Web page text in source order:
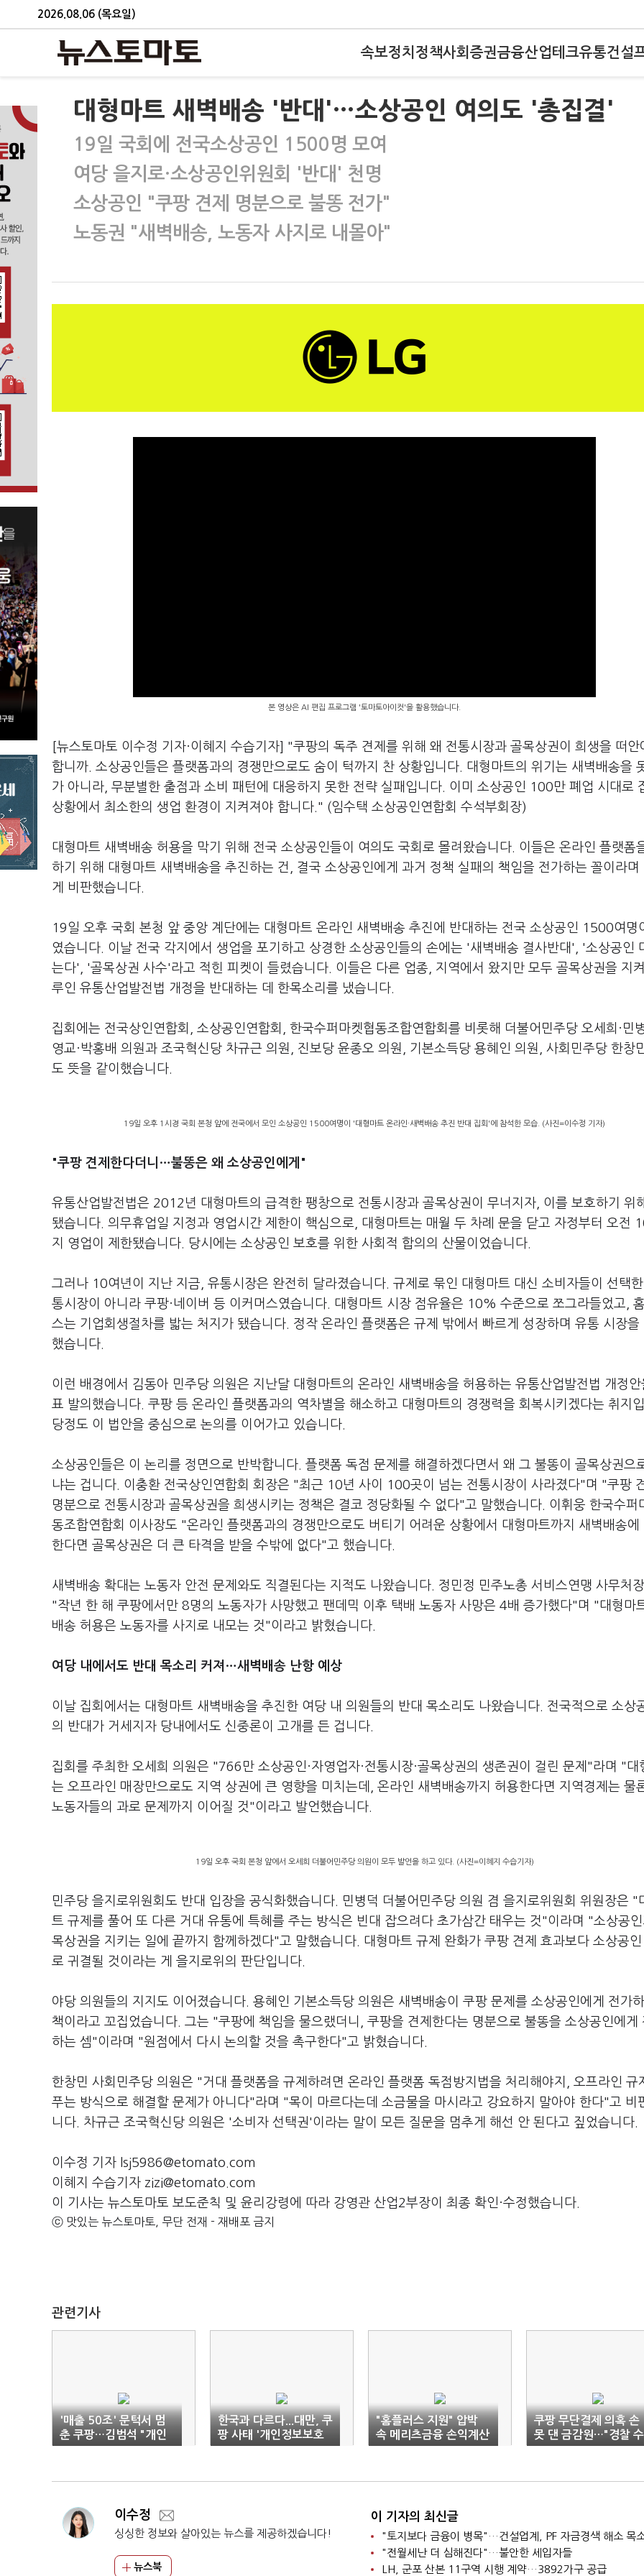
2026.08.06 (목요일)
속보정치 정책사회 증권금융산업테크유통건설
대형마트 새벽배송 '반대'…소상공인 여의도 '총집결'
19일 국회에 전국소상공인 1500명 모여
여당 을지로·소상공인위원회 '반대' 천명
소상공인 "쿠팡 견제 명분으로 불똥 전가"
노동권 "새벽배송, 노동자 사지로 내몰아"
본 영상은 AI 편집 프로그램 '토마토아이컷'을 활용했습니다.
[뉴스토마토 이수정 기자·이혜지 수습기자] "쿠팡의 독주 견제를 위해 왜 전통시장과 골목상권이 희생을 떠안
합니까. 소상공인들은 플랫폼과의 경쟁만으로도 숨이 턱까지 찬 상황입니다. 대형마트의 위기는 새벽배송을
가 아니라, 무분별한 출점과 소비 패턴에 대응하지 못한 전략 실패입니다. 이미 소상공인 100만 폐업 시대로
상황에서 최소한의 생업 환경이 지켜져야 합니다." (임수택 소상공인연합회 수석부회장)
대형마트 새벽배송 허용을 막기 위해 전국 소상공인들이 여의도 국회로 몰려왔습니다. 이들은 온라인 플랫폼
하기 위해 대형마트 새벽배송을 추진하는 건, 결국 소상공인에게 과거 정책 실패의 책임을 전가하는 꼴이라며
게 비판했습니다.
19일 오후 국회 본청 앞 중앙 계단에는 대형마트 온라인 새벽배송 추진에 반대하는 전국 소상공인 1500여명
였습니다. 이날 전국 각지에서 생업을 포기하고 상경한 소상공인들의 손에는 '새벽배송 결사반대', '소상공인
는다', '골목상권 사수'라고 적힌 피켓이 들렸습니다. 이들은 다른 업종, 지역에서 왔지만 모두 골목상권을 지
루인 유통산업발전법 개정을 반대하는 데 한목소리를 냈습니다.
집회에는 전국상인연합회, 소상공인연합회, 한국수퍼마켓협동조합연합회를 비롯해 더불어민주당 오세희·민
영교·박홍배 의원과 조국혁신당 차규근 의원, 진보당 윤종오 의원, 기본소득당 용혜인 의원, 사회민주당 한창
도 뜻을 같이했습니다.
19일 오후 1시경 국회 본청 앞에 전국에서 모인 소상공인 1500여명이 '대형마트 온라인·새벽배송 추진 반대 집회'에 참석한 모습. (사진=이수정 기자)
"쿠팡 견제한다더니…불똥은 왜 소상공인에게"
유통산업발전법은 2012년 대형마트의 급격한 팽창으로 전통시장과 골목상권이 무너지자, 이를 보호하기 위
됐습니다. 의무휴업일 지정과 영업시간 제한이 핵심으로, 대형마트는 매월 두 차례 문을 닫고 자정부터 오전
지 영업이 제한됐습니다. 당시에는 소상공인 보호를 위한 사회적 합의의 산물이었습니다.
그러나 10여년이 지난 지금, 유통시장은 완전히 달라졌습니다. 규제로 묶인 대형마트 대신 소비자들이 선택
통시장이 아니라 쿠팡·네이버 등 이커머스였습니다. 대형마트 시장 점유율은 10% 수준으로 쪼그라들었고,
스는 기업회생절차를 밟는 처지가 됐습니다. 정작 온라인 플랫폼은 규제 밖에서 빠르게 성장하며 유통 시장을
했습니다.
이런 배경에서 김동아 민주당 의원은 지난달 대형마트의 온라인 새벽배송을 허용하는 유통산업발전법 개정안
표 발의했습니다. 쿠팡 등 온라인 플랫폼과의 역차별을 해소하고 대형마트의 경쟁력을 회복시키겠다는 취지
당정도 이 법안을 중심으로 논의를 이어가고 있습니다.
소상공인들은 이 논리를 정면으로 반박합니다. 플랫폼 독점 문제를 해결하겠다면서 왜 그 불똥이 골목상권으
냐는 겁니다. 이충환 전국상인연합회 회장은 "최근 10년 사이 100곳이 넘는 전통시장이 사라졌다"며 "쿠팡
명분으로 전통시장과 골목상권을 희생시키는 정책은 결코 정당화될 수 없다"고 말했습니다. 이휘웅 한국수퍼
동조합연합회 이사장도 "온라인 플랫폼과의 경쟁만으로도 버티기 어려운 상황에서 대형마트까지 새벽배송에
한다면 골목상권은 더 큰 타격을 받을 수밖에 없다"고 했습니다.
새벽배송 확대는 노동자 안전 문제와도 직결된다는 지적도 나왔습니다. 정민정 민주노총 서비스연맹 사무처
"작년 한 해 쿠팡에서만 8명의 노동자가 사망했고 팬데믹 이후 택배 노동자 사망은 4배 증가했다"며 "대형마
배송 허용은 노동자를 사지로 내모는 것"이라고 밝혔습니다.
여당 내에서도 반대 목소리 커져…새벽배송 난항 예상
이날 집회에서는 대형마트 새벽배송을 추진한 여당 내 의원들의 반대 목소리도 나왔습니다. 전국적으로 소상
의 반대가 거세지자 당내에서도 신중론이 고개를 든 겁니다.
집회를 주최한 오세희 의원은 "766만 소상공인·자영업자·전통시장·골목상권의 생존권이 걸린 문제"라며 "대
는 오프라인 매장만으로도 지역 상권에 큰 영향을 미치는데, 온라인 새벽배송까지 허용한다면 지역경제는 물
노동자들의 과로 문제까지 이어질 것"이라고 발언했습니다.
19일 오후 국회 본청 앞에서 오세희 더불어민주당 의원이 모두 발언을 하고 있다. (사진=이혜지 수습기자)
민주당 을지로위원회도 반대 입장을 공식화했습니다. 민병덕 더불어민주당 의원 겸 을지로위원회 위원장은 "
트 규제를 풀어 또 다른 거대 유통에 특혜를 주는 방식은 빈대 잡으려다 초가삼간 태우는 것"이라며 "소상공
목상권을 지키는 일에 끝까지 함께하겠다"고 말했습니다. 대형마트 규제 완화가 쿠팡 견제 효과보다 소상공
로 귀결될 것이라는 게 을지로위의 판단입니다.
야당 의원들의 지지도 이어졌습니다. 용혜인 기본소득당 의원은 새벽배송이 쿠팡 문제를 소상공인에게 전가
책이라고 꼬집었습니다. 그는 "쿠팡에 책임을 물으랬더니, 쿠팡을 견제한다는 명분으로 불똥을 소상공인에게
하는 셈"이라며 "원점에서 다시 논의할 것을 촉구한다"고 밝혔습니다.
한창민 사회민주당 의원은 "거대 플랫폼을 규제하려면 온라인 플랫폼 독점방지법을 처리해야지, 오프라인 규
푸는 방식으로 해결할 문제가 아니다"라며 "목이 마르다는데 소금물을 마시라고 강요하지 말아야 한다"고 비
니다. 차규근 조국혁신당 의원은 '소비자 선택권'이라는 말이 모든 질문을 멈추게 해선 안 된다고 짚었습니다.
이수정 기자 lsj5986@etomato.com
이혜지 수습기자 zizi@etomato.com
이 기사는 뉴스토마토 보도준칙 및 윤리강령에 따라 강영관 산업2부장이 최종 확인·수정했습니다.
ⓒ 맛있는 뉴스토마토, 무단 전재 - 재배포 금지
관련기사
'매출 50조' 문턱서 멈
춘 쿠팡…김범석 "개인
정보 유출 사과"
한국과 다르다...대만, 쿠
팡 사태 '개인정보보호
법 위반'으로 접근
"홈플러스 지원" 압박
속 메리츠금융 손익계산
분주
쿠팡 무단결제 의혹 손
못 댄 금감원…"경찰 수
사 영역"
이수정
싱싱한 정보와 살아있는 뉴스를 제공하겠습니다!
뉴스북
이 기자의 최신글
"토지보다 금융이 병목"…건설업계, PF 자금경색 해소 목
"전월세난 더 심해진다"…불안한 세입자들
LH, 군포 산본 11구역 시행 계약…3892가구 공급